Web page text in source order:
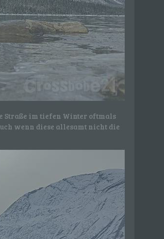
Straße im tiefen Winter oftmals
wenn diese allesamt nicht die